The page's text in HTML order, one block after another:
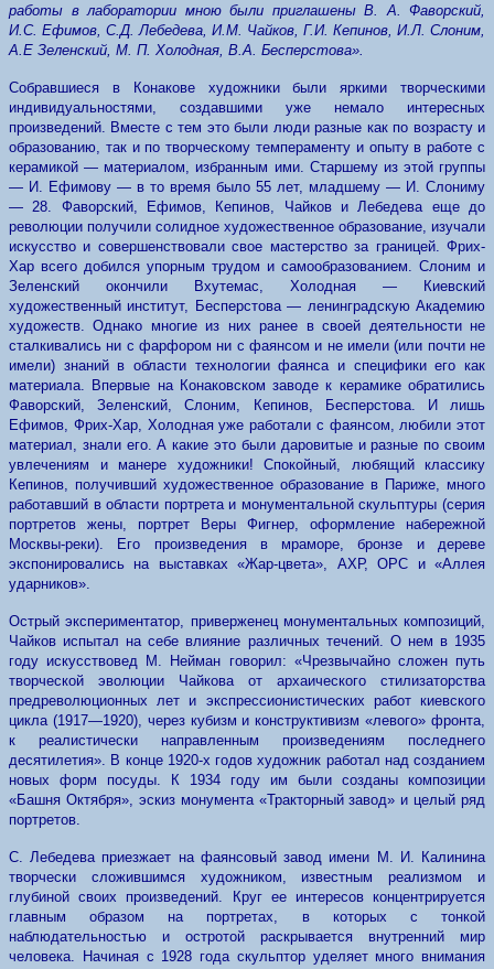
работы в лаборатории мною были приглашены В. А. Фаворский,
И.С. Ефимов, С.Д. Лебедева, И.М. Чайков, Г.И. Кепинов, И.Л. Слоним,
А.Е Зеленский, М. П. Холодная, В.А. Бесперстова».
Собравшиеся в Конакове художники были яркими творческими
индивидуальностями, создавшими уже немало интересных
произведений. Вместе с тем это были люди разные как по возрасту и
образованию, так и по творческому темпераменту и опыту в работе с
керамикой — материалом, избранным ими. Старшему из этой группы
— И. Ефимову — в то время было 55 лет, младшему — И. Слониму
— 28. Фаворский, Ефимов, Кепинов, Чайков и Лебедева еще до
революции получили солидное художественное образование, изучали
искусство и совершенствовали свое мастерство за границей. Фрих-
Хар всего добился упорным трудом и самообразованием. Слоним и
Зеленский окончили Вхутемас, Холодная — Киевский
художественный институт, Бесперстова — ленинградскую Академию
художеств. Однако многие из них ранее в своей деятельности не
сталкивались ни с фарфором ни с фаянсом и не имели (или почти не
имели) знаний в области технологии фаянса и специфики его как
материала. Впервые на Конаковском заводе к керамике обратились
Фаворский, Зеленский, Слоним, Кепинов, Бесперстова. И лишь
Ефимов, Фрих-Хар, Холодная уже работали с фаянсом, любили этот
материал, знали его. А какие это были даровитые и разные по своим
увлечениям и манере художники! Спокойный, любящий классику
Кепинов, получивший художественное образование в Париже, много
работавший в области портрета и монументальной скульптуры (серия
портретов жены, портрет Веры Фигнер, оформление набережной
Москвы-реки). Его произведения в мраморе, бронзе и дереве
экспонировались на выставках «Жар-цвета», АХР, ОРС и «Аллея
ударников».
Острый экспериментатор, приверженец монументальных композиций,
Чайков испытал на себе влияние различных течений. О нем в 1935
году искусствовед М. Нейман говорил: «Чрезвычайно сложен путь
творческой эволюции Чайкова от архаического стилизаторства
предреволюционных лет и экспрессионистических работ киевского
цикла (1917—1920), через кубизм и конструктивизм «левого» фронта,
к реалистически направленным произведениям последнего
десятилетия». В конце 1920-х годов художник работал над созданием
новых форм посуды. К 1934 году им были созданы композиции
«Башня Октября», эскиз монумента «Тракторный завод» и целый ряд
портретов.
С. Лебедева приезжает на фаянсовый завод имени М. И. Калинина
творчески сложившимся художником, известным реализмом и
глубиной своих произведений. Круг ее интересов концентрируется
главным образом на портретах, в которых с тонкой
наблюдательностью и ост­ротой раскрывается внутренний мир
человека. Начиная с 1928 года скульптор уделяет много внимания